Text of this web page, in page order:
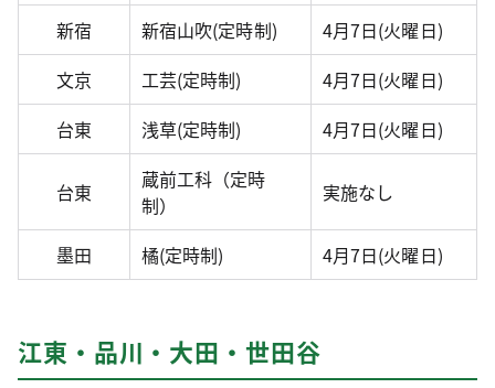
新宿
新宿山吹(定時制)
4月7日(火曜日)
文京
工芸(定時制)
4月7日(火曜日)
台東
浅草(定時制) 4月7日(火曜日)
台東
蔵前工科（定時
制）
実施なし
墨田 橘(定時制) 4月7日(火曜日)
江東・品川・大田・世田谷